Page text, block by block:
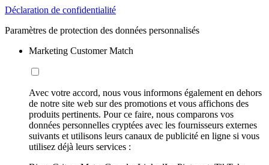
Déclaration de confidentialité
Paramètres de protection des données personnalisés
Marketing Customer Match
Avec votre accord, nous vous informons également en dehors
de notre site web sur des promotions et vous affichons des
produits pertinents. Pour ce faire, nous comparons vos
données personnelles cryptées avec les fournisseurs externes
suivants et utilisons leurs canaux de publicité en ligne si vous
utilisez déjà leurs services :